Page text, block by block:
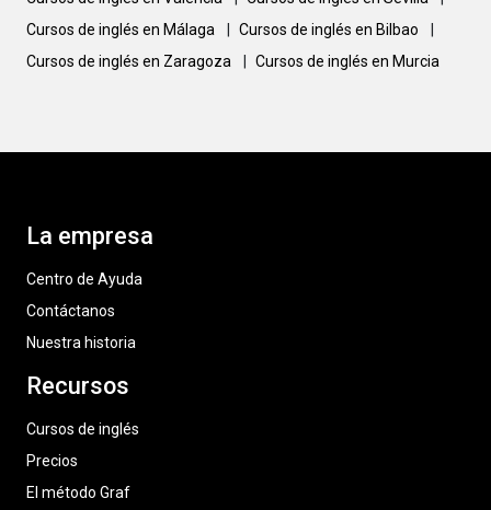
Cursos de inglés en Málaga
Cursos de inglés en Bilbao
Cursos de inglés en Zaragoza
Cursos de inglés en Murcia
La empresa
Centro de Ayuda
Contáctanos
Nuestra historia
Recursos
Cursos de inglés
Precios
El método Graf